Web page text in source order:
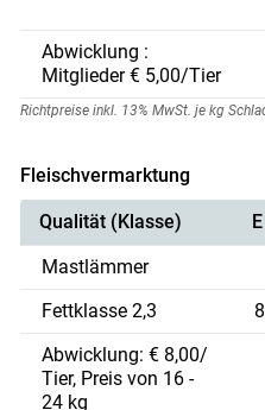
Skip to
Abwicklung :
Mitglieder € 5,00/Tier
Richtpreise inkl. 13% MwSt. je kg
Fleischvermarktung
Qualität (Klasse) E
Mastlämmer
Fettklasse 2,3
Abwicklung: € 8,00/
Tier, Preis von 16 -
24 kg